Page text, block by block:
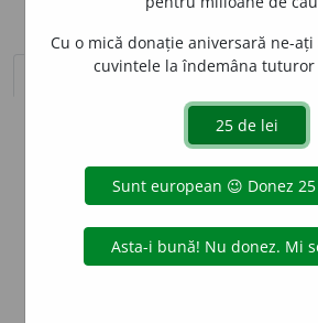
sinteza definițiilor (1) definiții (3)
info
Aceste definiții sunt
echipa dexonline.
originale se află pe fila
preferințe
Cu o mică donație aniversară ne-
cuvintele la îndemâna